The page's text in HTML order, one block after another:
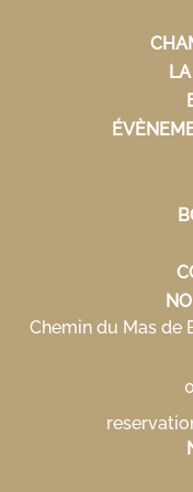
Chemin du Mas de